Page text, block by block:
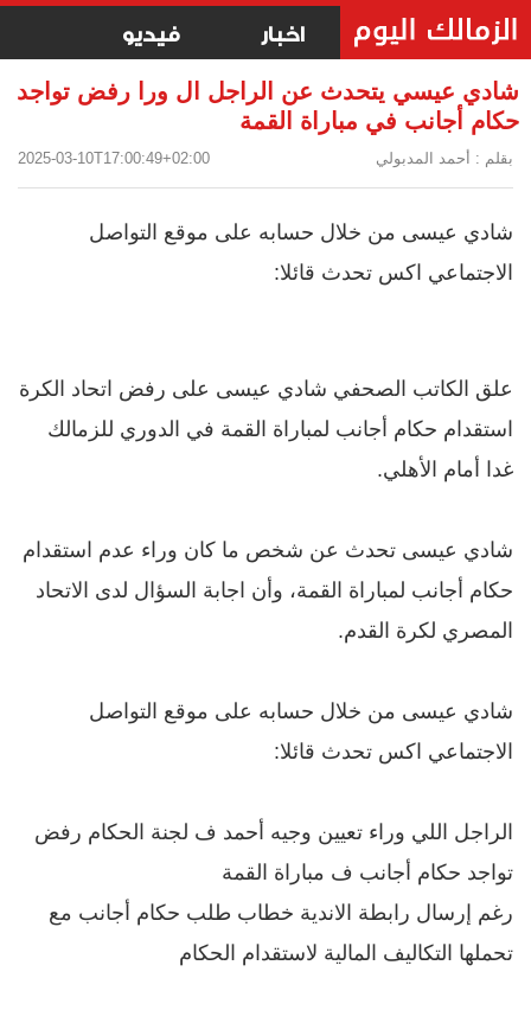
اخبار فيديو
شادي عيسي يتحدث عن الراجل ال ورا رفض تواجد
حكام أجانب في مباراة القمة
بقلم : أحمد المدبولي 2025-03-10T17:00:49+02:00
شادي عيسى من خلال حسابه على موقع التواصل
الاجتماعي اكس تحدث قائلا:
علق الكاتب الصحفي شادي عيسى على رفض اتحاد الكرة
استقدام حكام أجانب لمباراة القمة في الدوري للزمالك
غدا أمام الأهلي.
شادي عيسى تحدث عن شخص ما كان وراء عدم استقدام
حكام أجانب لمباراة القمة، وأن اجابة السؤال لدى الاتحاد
المصري لكرة القدم.
شادي عيسى من خلال حسابه على موقع التواصل
الاجتماعي اكس تحدث قائلا:
الراجل اللي وراء تعيين وجيه أحمد ف لجنة الحكام رفض
تواجد حكام أجانب ف مباراة القمة
رغم إرسال رابطة الاندية خطاب طلب حكام أجانب مع
تحملها التكاليف المالية لاستقدام الحكام